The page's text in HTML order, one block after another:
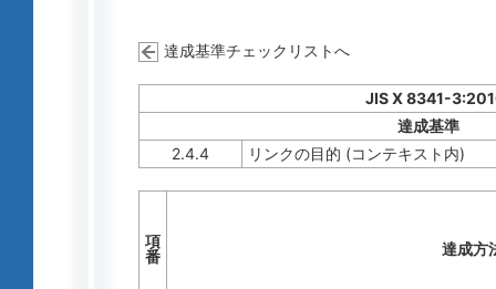
達成基準チェックリストへ
JIS X 8341-
達成基準
2.4.4
リンクの目的 (コンテキスト内)
項
番
達成方